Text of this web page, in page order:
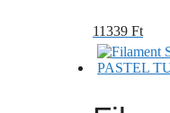
11339 Ft